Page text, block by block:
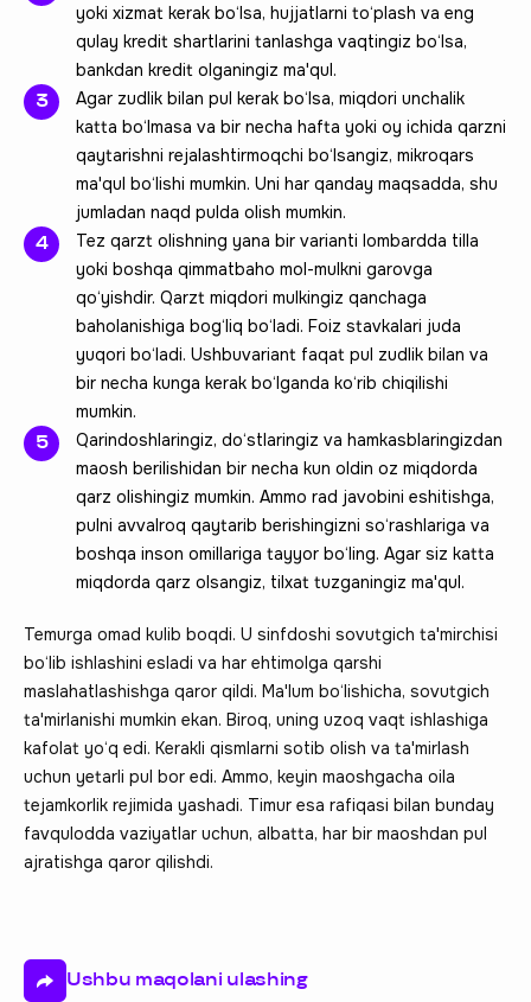
yoki xizmat kerak bo‘lsa, hujjatlarni to‘plash va eng
qulay kredit shartlarini tanlashga vaqtingiz bo‘lsa,
bankdan kredit olganingiz ma'qul.
Agar zudlik bilan pul kerak bo‘lsa, miqdori unchalik
katta bo‘lmasa va bir necha hafta yoki oy ichida qarzni
qaytarishni rejalashtirmoqchi bo‘lsangiz, mikroqars
ma'qul bo‘lishi mumkin. Uni har qanday maqsadda, shu
jumladan naqd pulda olish mumkin.
Tez qarzt olishning yana bir varianti lombardda tilla
yoki boshqa qimmatbaho mol-mulkni garovga
qo‘yishdir. Qarzt miqdori mulkingiz qanchaga
baholanishiga bog‘liq bo‘ladi. Foiz stavkalari juda
yuqori bo‘ladi. Ushbuvariant faqat pul zudlik bilan va
bir necha kunga kerak bo‘lganda ko‘rib chiqilishi
mumkin.
Qarindoshlaringiz, do‘stlaringiz va hamkasblaringizdan
maosh berilishidan bir necha kun oldin oz miqdorda
qarz olishingiz mumkin. Ammo rad javobini eshitishga,
pulni avvalroq qaytarib berishingizni so‘rashlariga va
boshqa inson omillariga tayyor bo‘ling. Agar siz katta
miqdorda qarz olsangiz, tilxat tuzganingiz ma'qul.
Temurga omad kulib boqdi. U sinfdoshi sovutgich ta'mirchisi
bo‘lib ishlashini esladi va har ehtimolga qarshi
maslahatlashishga qaror qildi. Ma'lum bo‘lishicha, sovutgich
ta'mirlanishi mumkin ekan. Biroq, uning uzoq vaqt ishlashiga
kafolat yo‘q edi. Kerakli qismlarni sotib olish va ta'mirlash
uchun yetarli pul bor edi. Ammo, keyin maoshgacha oila
tejamkorlik rejimida yashadi. Timur esa rafiqasi bilan bunday
favqulodda vaziyatlar uchun, albatta, har bir maoshdan pul
ajratishga qaror qilishdi.
Ushbu maqolani ulashing